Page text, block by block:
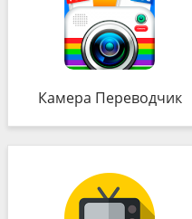
Камера Переводчик